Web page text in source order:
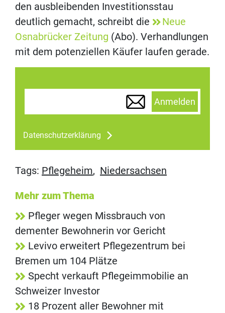
den ausbleibenden Investitionsstau
deutlich gemacht, schreibt die
Neue
Osnabrücker Zeitung (Abo). Verhandlungen
mit dem potenziellen Käufer laufen gerade.
Anmelden
Datenschutzerklärung
Tags: Pflegeheim, Niedersachsen
Mehr zum Thema
Pfleger wegen Missbrauch von
dementer Bewohnerin vor Gericht
Levivo erweitert Pflegezentrum bei
Bremen um 104 Plätze
Specht verkauft Pflegeimmobilie an
Schweizer Investor
18 Prozent aller Bewohner mit